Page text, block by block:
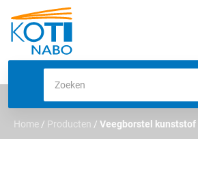
Home / Producten / Veegborstel kunststof